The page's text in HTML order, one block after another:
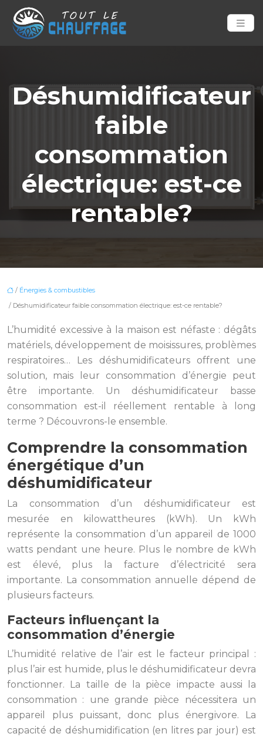
Déshumidificateur
faible
consommation
électrique: est-ce
rentable?
/ Énergies & combustibles
/ Déshumidificateur faible consommation électrique: est-ce rentable?
L’humidité excessive à la maison est néfaste : dégâts
matériels, développement de moisissures, problèmes
respiratoires… Les déshumidificateurs offrent une
solution, mais leur consommation d’énergie peut
être importante. Un déshumidificateur basse
consommation est-il réellement rentable à long
terme ? Découvrons-le ensemble.
Comprendre la consommation
énergétique d’un
déshumidificateur
La consommation d’un déshumidificateur est
mesurée en kilowattheures (kWh). Un kWh
représente la consommation d’un appareil de 1000
watts pendant une heure. Plus le nombre de kWh
est élevé, plus la facture d’électricité sera
importante. La consommation annuelle dépend de
plusieurs facteurs.
Facteurs influençant la
consommation d’énergie
L’humidité relative de l’air est le facteur principal :
plus l’air est humide, plus le déshumidificateur devra
fonctionner. La taille de la pièce impacte aussi la
consommation : une grande pièce nécessitera un
appareil plus puissant, donc plus énergivore. La
capacité de déshumidification (en litres par jour) est